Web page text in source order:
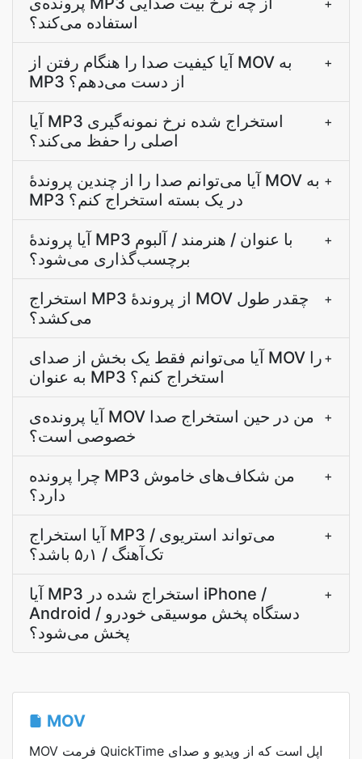
استفاده می‌کند؟
+
آیا کیفیت صدا را هنگام رفتن از MOV به
MP3 از دست می‌دهم؟
+
آیا MP3 استخراج شده نرخ نمونه‌گیری
اصلی را حفظ می‌کند؟
+
آیا می‌توانم صدا را از چندین پروندۀ MOV به
MP3 در یک بسته استخراج کنم؟
+
آیا پروندۀ MP3 با عنوان / هنرمند / آلبوم
برچسب‌گذاری می‌شود؟
+
استخراج MP3 از پروندۀ MOV چقدر طول
می‌کشد؟
+
آیا می‌توانم فقط یک بخش از صدای MOV را
به عنوان MP3 استخراج کنم؟
+
آیا پرونده‌ی MOV من در حین استخراج صدا
خصوصی است؟
+
چرا پرونده MP3 من شکاف‌های خاموش
دارد؟
+
آیا استخراج MP3 می‌تواند استریوی /
تک‌آهنگ / ۵٫۱ باشد؟
+
آیا MP3 استخراج شده در iPhone /
Android / دستگاه پخش موسیقی خودرو
پخش می‌شود؟
+
MOV
MOV فرمت QuickTime اپل است که از ویدیو و صدای